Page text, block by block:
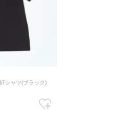
シャツ(ブラック)